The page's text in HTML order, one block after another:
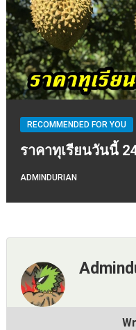
RECOMMENDED FOR YOU
ราคาทุเรียนวันนี้
ADMINDURIAN